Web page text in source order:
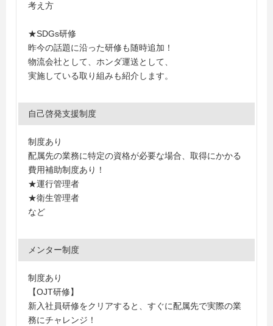
考え方
★SDGs研修
昨今の話題に沿った研修も随時追加！
物流会社として、ホンダ運送として、
実施している取り組みも紹介します。
自己啓発支援制度
制度あり
配属先の業務に特定の資格が必要な場合、取得にかかる
費用補助制度あり！
★運行管理者
★衛生管理者
など
メンター制度
制度あり
【OJT研修】
新入社員研修をクリアすると、すぐに配属先で実際の業
務にチャレンジ！